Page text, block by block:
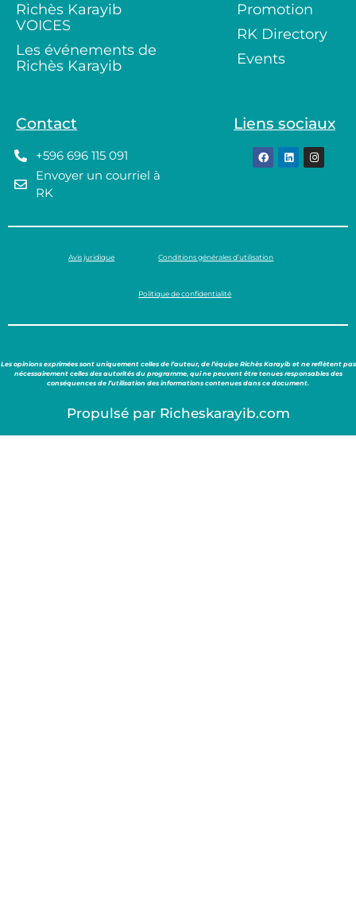
Richès Karayib
VOICES
Les événements de
Richès Karayib
Promotion
RK Directory
Events
Contact
+596 696 115 091
Envoyer un courriel à
RK
Liens sociaux
Avis juridique Conditions générales d’utilisation
Politique de confidentialité
Les opinions exprimées sont uniquement celles de l’auteur, de l’équipe Richès Karayib et ne reflètent pas
nécessairement celles des autorités du programme, qui ne peuvent être tenues responsables des
conséquences de l’utilisation des informations contenues dans ce document.
Propulsé par Richeskarayib.com